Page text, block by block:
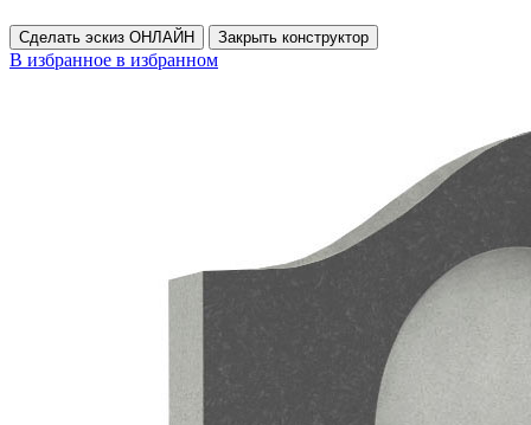
Сделать эскиз ОНЛАЙН Закрыть конструктор
В избранное в избранном